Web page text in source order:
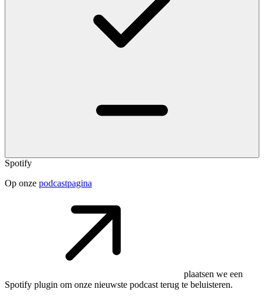
Spotify
Op onze podcastpagina
plaatsen we een
Spotify plugin om onze nieuwste podcast terug te beluisteren.